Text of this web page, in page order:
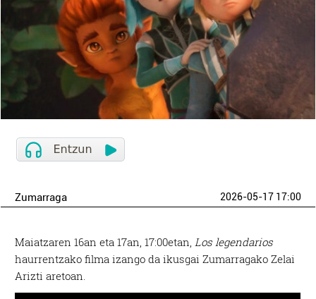
Zumarraga 2026-05-17 17:00
Maiatzaren 16an eta 17an, 17:00etan, Los legendarios
haurrentzako filma izango da ikusgai Zumarragako Zelai
Arizti aretoan.